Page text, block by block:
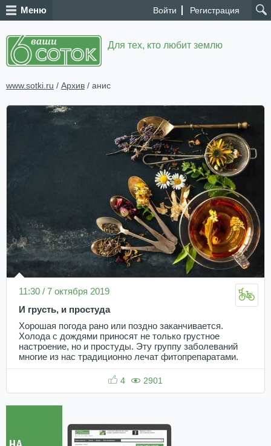
Войти Регистрация
Меню
Для тех, кто любит землю
www.sotki.ru / Архив / анис
11:30 / 7 октября 2019
И грусть, и простуда
Хорошая погода рано или поздно заканчивается.
Холода с дождями приносят не только грустное
настроение, но и простуды. Эту группу заболеваний
многие из нас традиционно лечат фитопрепаратами.
4 2901